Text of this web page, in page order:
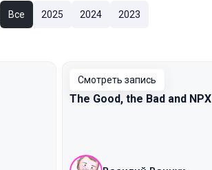
Все 2025 2024 2023
Смотреть запись
The Good, the Bad and NPX